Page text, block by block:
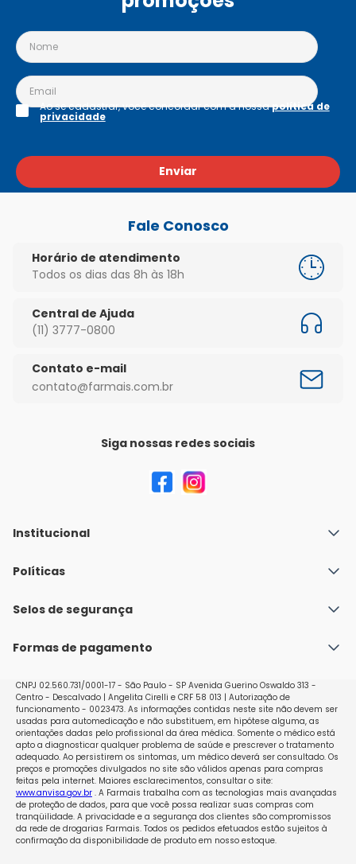
Enviar
Ao se cadastrar, você concordar com a nossapolítica de
privacidade
Fale Conosco
Horário de atendimento
Todos os dias das 8h às 18h
Central de Ajuda
(11) 3777-0800
Contato e-mail
contato@farmais.com.br
Siga nossas redes sociais
Institucional
Quem Somos
Nossas lojas
Políticas
Política de Envio
Políticas de Trocas e Devoluções
Selos de segurança
Formas de pagamento
CNPJ 02.560.731/0001-17 - São Paulo - SP Avenida Guerino Oswaldo 313 -
Centro - Descalvado | Angelita Cirelli e CRF 58 013 | Autorização de
funcionamento - 0023473. As informações contidas neste site não devem ser
usadas para automedicação e não substituem, em hipótese alguma, as
orientações dadas pelo profissional da área médica. Somente o médico está
apto a diagnosticar qualquer problema de saúde e prescrever o tratamento
adequado. Ao persistirem os sintomas, um médico deverá ser consultado. Os
preços e promoções divulgados no site são válidos apenas para compras
feitas pela internet. Maiores esclarecimentos, consultar o site:
www.anvisa.gov.br. A Farmais trabalha com as tecnologias mais avançadas
de proteção de dados, para que você possa realizar suas compras com
tranqüilidade. A privacidade e a segurança dos clientes são compromissos
da rede de drogarias Farmais. Todos os pedidos efetuados estão sujeitos à
confirmação da disponibilidade de produto em nosso estoque.